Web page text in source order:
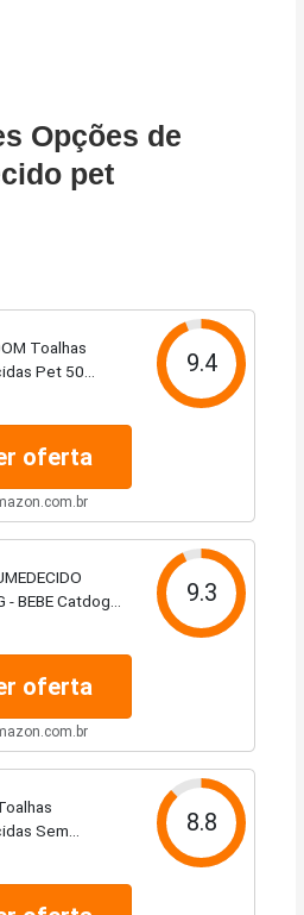
Opções de
pet
Toalhas
Pet 50
9.4
oferta
- BEBE Catdog
9.3
oferta
Sem
8.8